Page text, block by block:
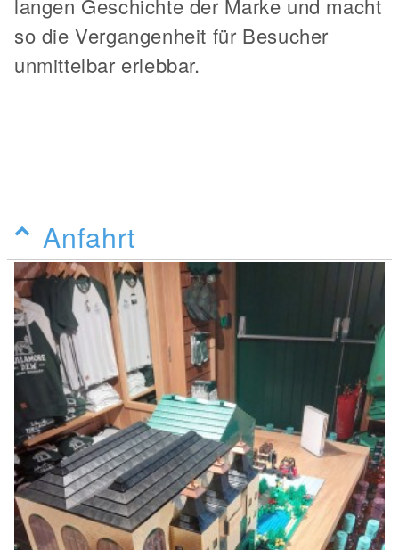
langen Geschichte der Marke und macht
so die Vergangenheit für Besucher
unmittelbar erlebbar.
Anfahrt